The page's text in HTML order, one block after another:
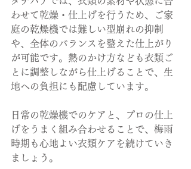
わせて乾燥・仕上げを行うため、ご家
庭の乾燥機では難しい型崩れの抑制
や、全体のバランスを整えた仕上がり
が可能です。熱のかけ方なども衣類ご
とに調整しながら仕上げることで、生
地への負担にも配慮しています。
日常の乾燥機でのケアと、プロの仕上
げをうまく組み合わせることで、梅雨
時期も心地よい衣類ケアを続けていき
ましょう。